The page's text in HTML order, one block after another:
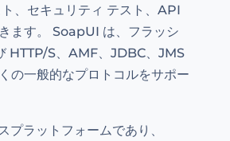
ト、セキュリティ テスト、API
ます。 SoapUI は、フラッシ
HTTP/S、AMF、JDBC、JMS
の一般的なプロトコルをサポー
プラットフォームであり、